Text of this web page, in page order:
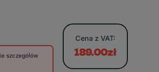
szczegółów
Cena z VAT:
189.00zł